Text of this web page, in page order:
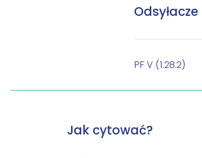
Odsyłacze
PF V (1.28.2)
Jak cytować?